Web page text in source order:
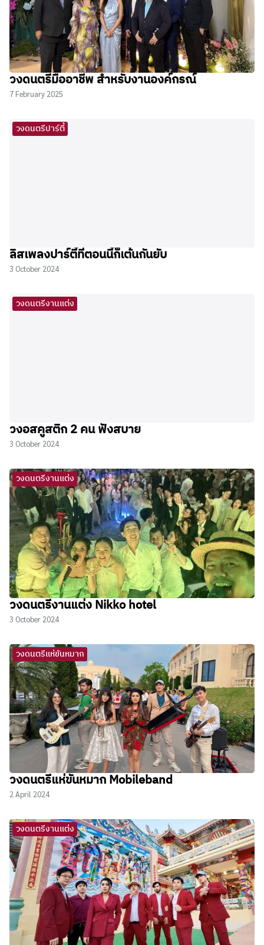
วงดนตรีมืออาชีพ สำหรับงานองค์กรณ์
7 February 2025
วงดนตรีปาร์ตี้
ลิสเพลงปาร์ตี้ที่ตอนนี้ก็เต้นกันยับ
3 October 2024
วงดนตรีงานแต่ง
วงอสคูสติก 2 คน ฟังสบาย
3 October 2024
วงดนตรีงานแต่ง
วงดนตรีงานแต่ง Nikko hotel
3 October 2024
วงดนตรีแห่ขันหมาก
วงดนตรีแห่ขันหมาก Mobileband
2 April 2024
วงดนตรีงานแต่ง